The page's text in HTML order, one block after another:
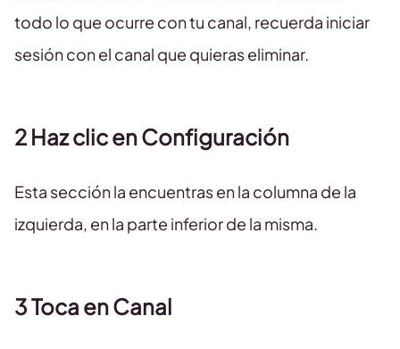
todo lo que ocurre con tu canal, recuerda iniciar
sesión con el canal que quieras eliminar.
2 Haz clic en Configuración
Esta sección la encuentras en la columna de la
izquierda, en la parte inferior de la misma.
3 Toca en Canal